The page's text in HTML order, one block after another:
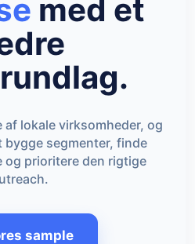
med et
af lokale virksomheder, og
segmenter, finde
og prioritere den rigtige
sample